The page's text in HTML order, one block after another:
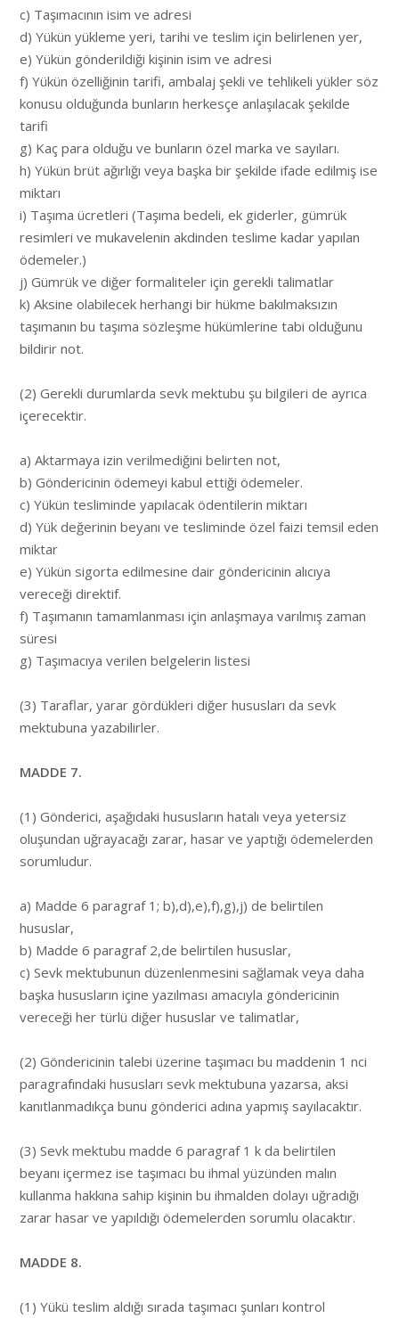
c) Taşımacının isim ve adresi
d) Yükün yükleme yeri, tarihi ve teslim için belirlenen yer,
e) Yükün gönderildiği kişinin isim ve adresi
f) Yükün özelliğinin tarifi, ambalaj şekli ve tehlikeli yükler söz
konusu olduğunda bunların herkesçe anlaşılacak şekilde
tarifi
g) Kaç para olduğu ve bunların özel marka ve sayıları.
h) Yükün brüt ağırlığı veya başka bir şekilde ifade edilmiş ise
miktarı
i) Taşıma ücretleri (Taşıma bedeli, ek giderler, gümrük
resimleri ve mukavelenin akdinden teslime kadar yapılan
ödemeler.)
j) Gümrük ve diğer formaliteler için gerekli talimatlar
k) Aksine olabilecek herhangi bir hükme bakılmaksızın
taşımanın bu taşıma sözleşme hükümlerine tabi olduğunu
bildirir not.
(2) Gerekli durumlarda sevk mektubu şu bilgileri de ayrıca
içerecektir.
a) Aktarmaya izin verilmediğini belirten not,
b) Göndericinin ödemeyi kabul ettiği ödemeler.
c) Yükün tesliminde yapılacak ödentilerin miktarı
d) Yük değerinin beyanı ve tesliminde özel faizi temsil eden
miktar
e) Yükün sigorta edilmesine dair göndericinin alıcıya
vereceği direktif.
f) Taşımanın tamamlanması için anlaşmaya varılmış zaman
süresi
g) Taşımacıya verilen belgelerin listesi
(3) Taraflar, yarar gördükleri diğer hususları da sevk
mektubuna yazabilirler.
MADDE 7.
(1) Gönderici, aşağıdaki hususların hatalı veya yetersiz
oluşundan uğrayacağı zarar, hasar ve yaptığı ödemelerden
sorumludur.
a) Madde 6 paragraf 1; b),d),e),f),g),j) de belirtilen
hususlar,
b) Madde 6 paragraf 2,de belirtilen hususlar,
c) Sevk mektubunun düzenlenmesini sağlamak veya daha
başka hususların içine yazılması amacıyla göndericinin
vereceği her türlü diğer hususlar ve talimatlar,
(2) Göndericinin talebi üzerine taşımacı bu maddenin 1 nci
paragrafındaki hususları sevk mektubuna yazarsa, aksi
kanıtlanmadıkça bunu gönderici adına yapmış sayılacaktır.
(3) Sevk mektubu madde 6 paragraf 1 k da belirtilen
beyanı içermez ise taşımacı bu ihmal yüzünden malın
kullanma hakkına sahip kişinin bu ihmalden dolayı uğradığı
zarar hasar ve yapıldığı ödemelerden sorumlu olacaktır.
MADDE 8.
(1) Yükü teslim aldığı sırada taşımacı şunları kontrol